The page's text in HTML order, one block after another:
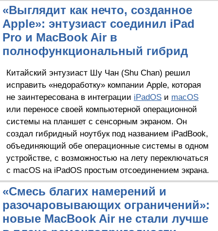
«Выглядит как нечто, созданное
Apple»: энтузиаст соединил iPad
Pro и MacBook Air в
полнофункциональный гибрид
Китайский энтузиаст Шу Чан (Shu Chan) решил
исправить «недоработку» компании Apple, которая
не заинтересована в интеграции iPadOSи macOS
или переносе своей компьютерной операционной
системы на планшет с сенсорным экраном. Он
создал гибридный ноутбук под названием iPadBook,
объединяющий обе операционные системы в одном
устройстве, с возможностью на лету переключаться
с macOS на iPadOS простым отсоединением экрана.
«Смесь благих намерений и
разочаровывающих ограничений»:
новые MacBook Air не стали лучше